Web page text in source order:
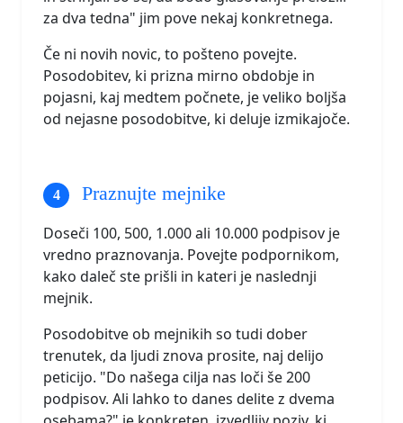
za dva tedna" jim pove nekaj konkretnega.
Če ni novih novic, to pošteno povejte.
Posodobitev, ki prizna mirno obdobje in
pojasni, kaj medtem počnete, je veliko boljša
od nejasne posodobitve, ki deluje izmikajoče.
Praznujte mejnike
Doseči 100, 500, 1.000 ali 10.000 podpisov je
vredno praznovanja. Povejte podpornikom,
kako daleč ste prišli in kateri je naslednji
mejnik.
Posodobitve ob mejnikih so tudi dober
trenutek, da ljudi znova prosite, naj delijo
peticijo. "Do našega cilja nas loči še 200
podpisov. Ali lahko to danes delite z dvema